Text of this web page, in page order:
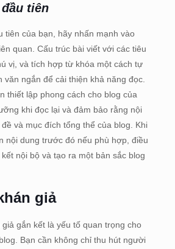
tiên
tiên của bạn, hãy nhấn mạnh vào
quan. Cấu trúc bài viết với các tiêu
vị, và tích hợp từ khóa một cách tự
văn ngắn để cải thiện khả năng đọc.
thiết lập phong cách cho blog của
khi đọc lại và đảm bảo rằng nội
và mục đích tổng thể của blog. Khi
nội dung trước đó nếu phù hợp, điều
nội bộ và tạo ra một bản sắc blog
giả
gắn kết là yếu tố quan trọng cho
Bạn cần không chỉ thu hút người